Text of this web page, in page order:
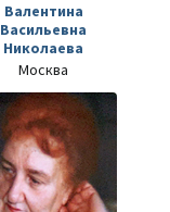
Валентина
Васильевна
Николаева
Москва